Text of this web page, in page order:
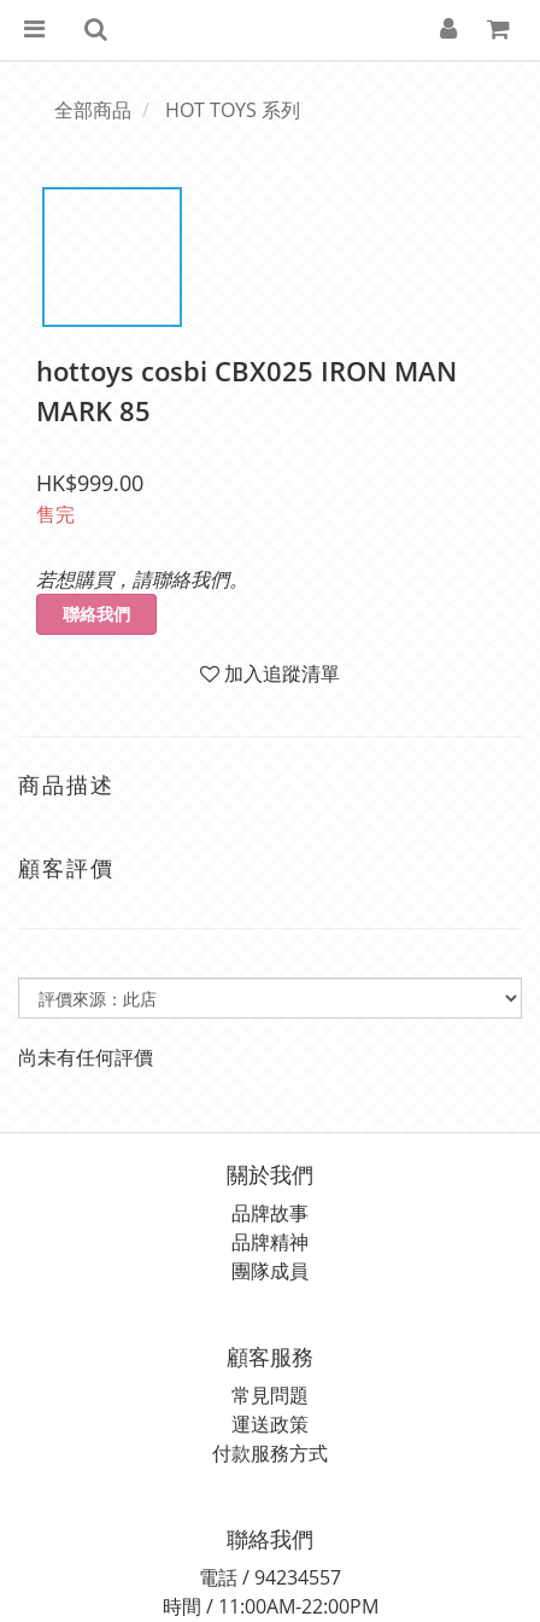
全部商品 HOT TOYS 系列
hottoys cosbi CBX025 IRON MAN
MARK 85
HK$999.00
售完
若想購買，請聯絡我們。
聯絡我們
加入追蹤清單
商品描述
顧客評價
尚未有任何評價
關於我們
品牌故事
品牌精神
團隊成員
顧客服務
常見問題
運送政策
付款服務方式
聯絡我們
電話 / 94234557
時間 / 11:00AM-22:00PM